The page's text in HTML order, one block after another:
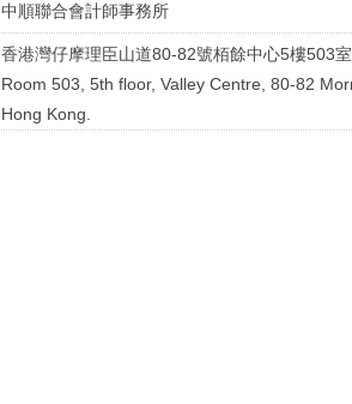
中順聯合會計師事務所
香港灣仔摩理臣山道80-82號栢餘中心5樓503室
Room 503, 5th floor, Valley Centre, 80-82
Hong Kong.